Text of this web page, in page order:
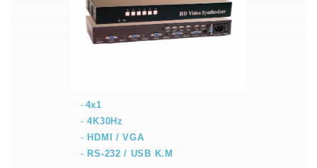
4x1
-4K30Hz
- HDMI / VGA
- RS-232 / USB K.M